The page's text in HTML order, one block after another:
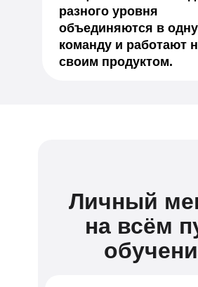
разного уровня
объединяются в одну
команду и работают
своим продуктом.
Личный
на всём